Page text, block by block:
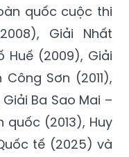
quốc cuộc thi
Giải Nhất
Huế (2009), Giải
Sơn (2011),
Ba Sao Mai –
quốc (2013), Huy
tế (2025) và